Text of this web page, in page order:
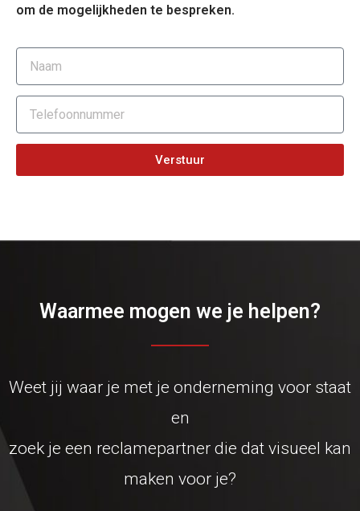
om de mogelijkheden te bespreken.
Verstuur
Waarmee mogen we je helpen?
Weet jij waar je met je onderneming voor staat
en
zoek je een reclamepartner die dat visueel kan
maken voor je?